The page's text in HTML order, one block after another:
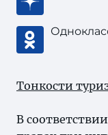
Тонкости
В